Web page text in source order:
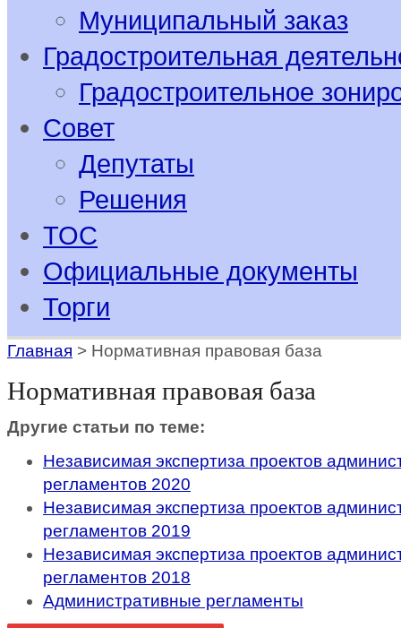
Муниципальный заказ
Градостроительная
Градостроительное
Совет
Депутаты
Решения
ТОС
Официальные документы
Торги
Главная > Нормативная правовая база
Нормативная правовая база
Другие статьи по теме:
Независимая экспертиза проектов
регламентов 2020
Независимая экспертиза проектов
регламентов 2019
Независимая экспертиза проектов
регламентов 2018
Административные регламенты